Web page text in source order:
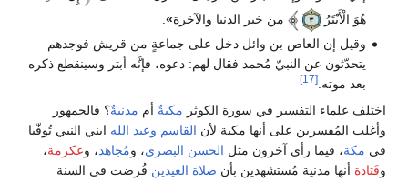
هُوَ الْأَبْتَرُ
من خير الدنيا والآخرة»
وقيل إن العاص بن وائل دخل على جماعةٍ من قريش فوجدهم
يتحدّثون عن النبيّ مُحمد فقال لهم: دعوه، فإنَّه أبتر وسينقطع ذكره
بعد موته.[17]
اختلف علماء التفسير في سورة الكوثر مكيةٌ أم مدنيةٌ؟ فالجمهور
وأغلب المُفسرين على أنها مكية لأن القاسم وعبد الله ابني النبي تُوفّيا
في مكة، فيما رأى آخرون مثل الحسن البصري، ومُجاهد، وعكرمة،
وقَتادة أنها مدنية مُستشهدين بأن صلاة العيدين فُرضت في السنة